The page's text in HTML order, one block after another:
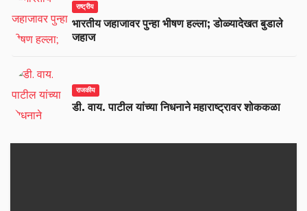
राष्ट्रीय
भारतीय जहाजावर पुन्हा भीषण हल्ला; डोळ्यादेखत बुडाले
जहाज
राजकीय
डी. वाय. पाटील यांच्या निधनाने महाराष्ट्रावर शोककळा